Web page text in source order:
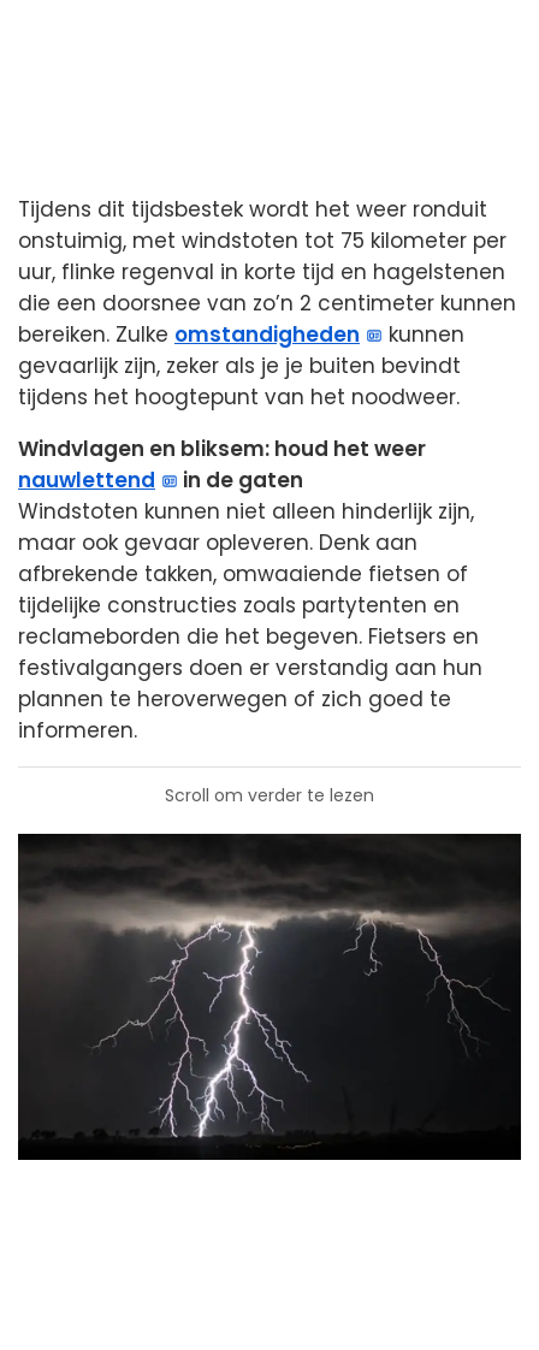
Tijdens dit tijdsbestek wordt het weer ronduit
onstuimig, met windstoten tot 75 kilometer per
uur, flinke regenval in korte tijd en hagelstenen
die een doorsnee van zo’n 2 centimeter kunnen
bereiken. Zulke omstandigheden
kunnen
gevaarlijk zijn, zeker als je je buiten bevindt
tijdens het hoogtepunt van het noodweer.
Windvlagen en bliksem: houd het weer
nauwlettend
in de gaten
Windstoten kunnen niet alleen hinderlijk zijn,
maar ook gevaar opleveren. Denk aan
afbrekende takken, omwaaiende fietsen of
tijdelijke constructies zoals partytenten en
reclameborden die het begeven. Fietsers en
festivalgangers doen er verstandig aan hun
plannen te heroverwegen of zich goed te
informeren.
Scroll om verder te lezen